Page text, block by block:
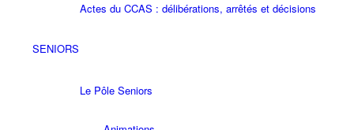
Actes du CCAS : délibérations, arrêtés et décisions
SENIORS
Le Pôle Seniors